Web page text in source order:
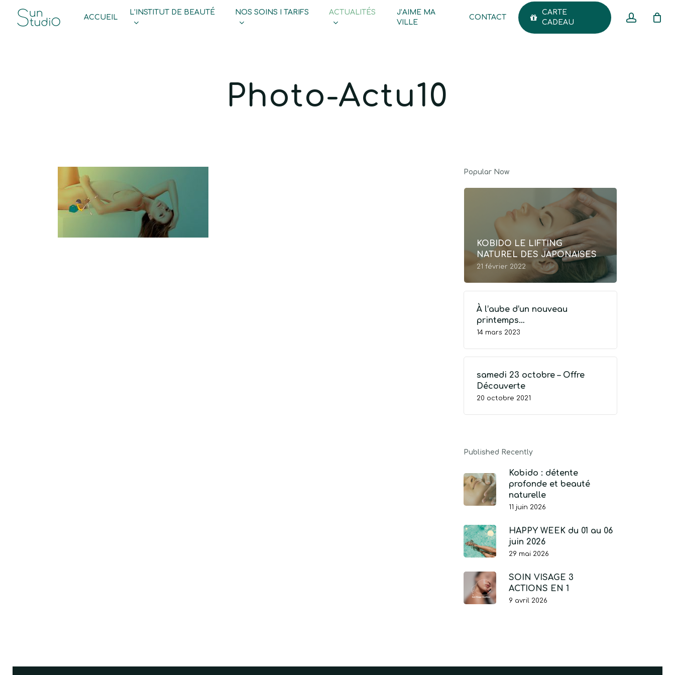
ACCUEIL
L’INSTITUT DE BEAUTÉ NOS SOINS I TARIFS ACTUALITÉS
J’AIME MA
VILLE
CONTACT
CARTE
CADEAU
Cart
CLOSE
VOTRE PANIER EST VIDE.
Photo-Actu10
Popular Now
KOBIDO LE LIFTING
NATUREL DES JAPONAISES
21 février 2022
À l’aube d’un nouveau
printemps…
14 mars 2023
samedi 23 octobre – Offre
Découverte
20 octobre 2021
Published Recently
Kobido : détente
profonde et beauté
naturelle
11 juin 2026
HAPPY WEEK du 01 au 06
juin 2026
29 mai 2026
SOIN VISAGE 3
ACTIONS EN 1
9 avril 2026
Menu